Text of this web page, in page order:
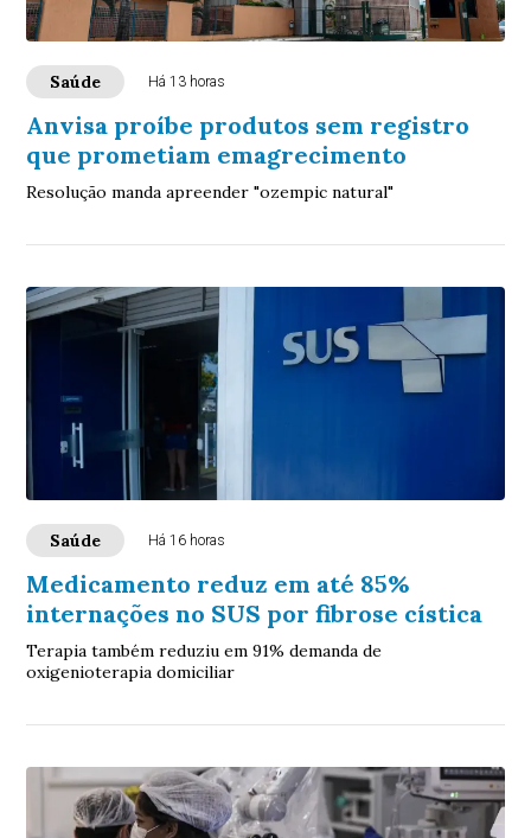
Saúde Há 13 horas
Anvisa proíbe produtos sem registro
que prometiam emagrecimento
Resolução manda apreender "ozempic natural"
Saúde Há 16 horas
Medicamento reduz em até 85%
internações no SUS por fibrose cística
Terapia também reduziu em 91% demanda de
oxigenioterapia domiciliar